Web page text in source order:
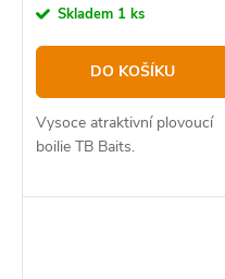
cena:Skladem 1 ks
DO KOŠÍKU
Vysoce atraktivní plovoucí
boilie TB Baits.